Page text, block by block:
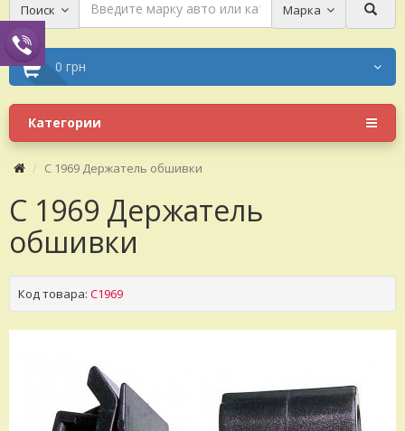
Поиск Марка
0 грн
Категории
C 1969 Держатель обшивки
C 1969 Держатель
обшивки
Код товара: C1969